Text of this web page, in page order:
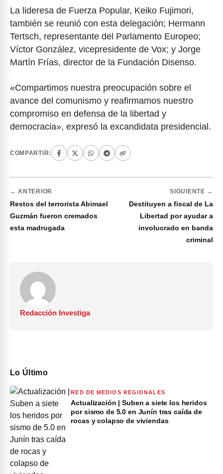
La lideresa de Fuerza Popular, Keiko Fujimori,
también se reunió con esta delegación; Hermann
Tertsch, representante del Parlamento Europeo;
Víctor González, vicepresidente de Vox; y Jorge
Martín Frías, director de la Fundación Disenso.
«Compartimos nuestra preocupación sobre el
avance del comunismo y reafirmamos nuestro
compromiso en defensa de la libertad y
democracia», expresó la excandidata presidencial.
COMPARTIR:
← ANTERIOR
Restos del terrorista Abimael
Guzmán fueron cremados
esta madrugada
SIGUIENTE →
Destituyen a fiscal de La
Libertad por ayudar a
involucrado en banda
criminal
Redacción Investiga
Lo Último
RED DE MEDIOS REGIONALES
Actualización | Suben a siete los heridos
por sismo de 5.0 en Junín tras caída de
rocas y colapso de viviendas